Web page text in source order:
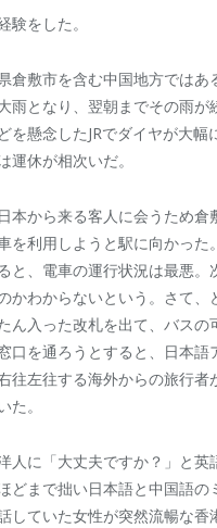
験をした。
倉敷市を含む中国地方ではあ
雨となり、翌朝までその雨が
を懸念したJRでダイヤが大幅
運休が相次いだ。
本から来る客人に会うため倉
を利用しようと駅に向かった
と、電車の運行状況は最悪。
かわからないという。さて、
ん入った改札を出て、バスの
口を通ろうとすると、日本語
往左往する海外からの旅行者
た。
人に「大丈夫ですか？」と英
どまで拙い日本語と中国語の
していた女性が突然流暢な香